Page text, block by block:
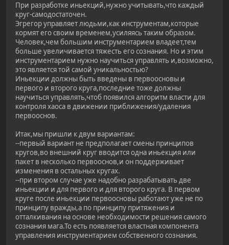
При разработке иньекций,нужно учитывать,что каждый
круг-самодостаточен.
Эгрегор управляет людьми,как инструментам,которые
кормят его своим временем,усиляясь таким образом.
Человек,чем большим инструментарием владеет,тем
больше увеличивается тяжесть его сознания. Но и этим
инструментарием нужно научиться управлять и,возможно,
это является той самой уникальностью?
Иньекции должны быть введены в первоосновы и
первого и второго круга,последние тоже должны
научиться управлять,чтоб появился алгоритм власти для
контроля хаоса в движении приближения/удаления
первооснов.
Итак,мы пришли к двум вариантам:
--первый вариант не предполагает смены принципов
кругов,во внешний круг вводится одна иньекция или
пакет в несколько первооснов,и он поддерживает
изменения в остальных кругах.
--при втором случае уже надобно разрабатывать две
иньекции и для первого и для второго круга. В первом
круге после иньекции первоосновы работают уже не по
принципу вражды,а по принципу притяжения и
отталкивания на основе необходимости решения самого
сознания мага.То есть появляется властная компонента
управления инструментарием собственного сознания.